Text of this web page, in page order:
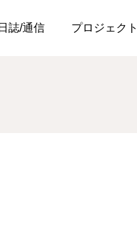
日誌/通信 プロジェクト